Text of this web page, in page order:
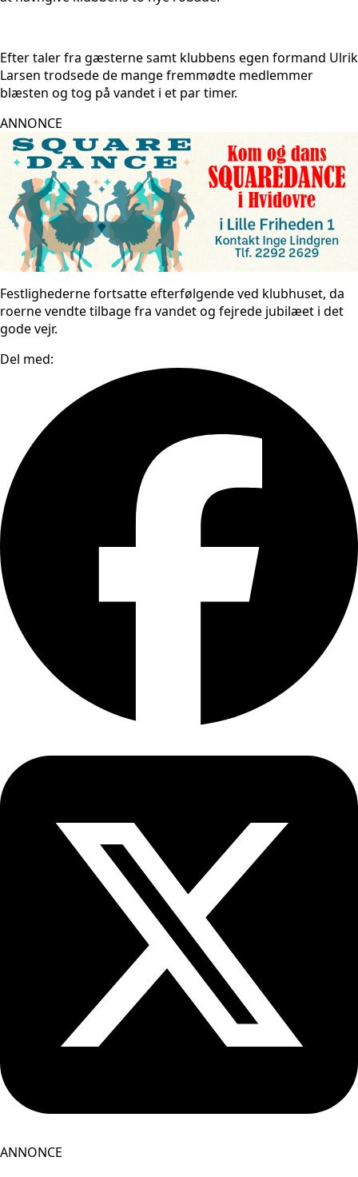
Efter taler fra gæsterne samt klubbens egen formand Ulrik
Larsen trodsede de mange fremmødte medlemmer
blæsten og tog på vandet i et par timer.
ANNONCE
Festlighederne fortsatte efterfølgende ved klubhuset, da
roerne vendte tilbage fra vandet og fejrede jubilæet i det
gode vejr.
Del med:
ANNONCE